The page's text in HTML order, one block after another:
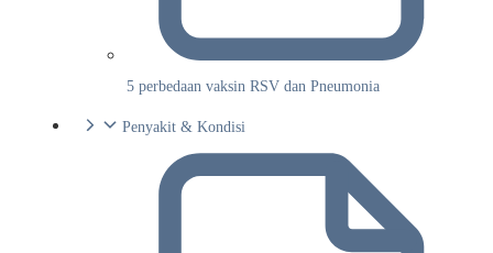
5 perbedaan vaksin RSV dan Pneumonia
Penyakit & Kondisi